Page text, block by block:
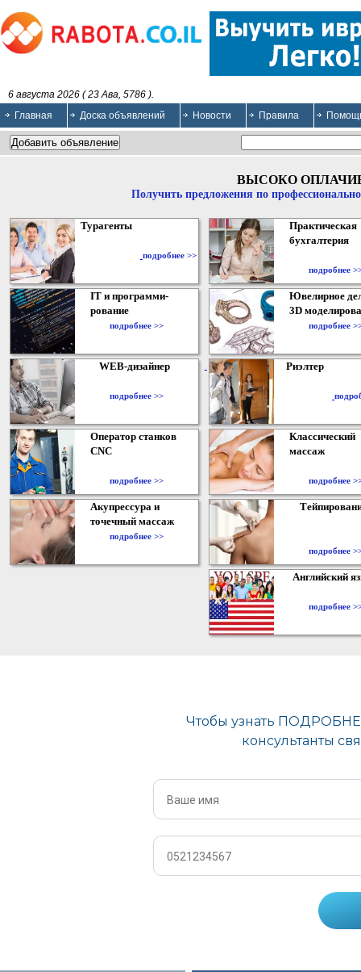
6 августа 2026 ( 23 Ава, 5786 ).
Главная
Доска объявлений Новости Правила
ВЫСОКО
Получить предложения по
Турагенты
подробнее >>
Практическая
бухгалтерия
подробнее
IT и программи-
рование
подробнее >>
Ювелирное
3D
подробнее
WEB-дизайнер
подробнее >>
Риэлтер
Оператор станков
CNC
подробнее >>
Классический
массаж
подробнее
Акупрессура и
точечный массаж
подробнее >>
подробнее
Английский
подробнее